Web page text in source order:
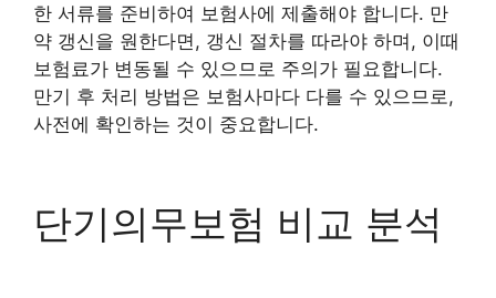
한 서류를 준비하여 보험사에 제출해야 합니다. 만
약 갱신을 원한다면, 갱신 절차를 따라야 하며, 이때
보험료가 변동될 수 있으므로 주의가 필요합니다.
만기 후 처리 방법은 보험사마다 다를 수 있으므로,
사전에 확인하는 것이 중요합니다.
단기의무보험 비교 분석